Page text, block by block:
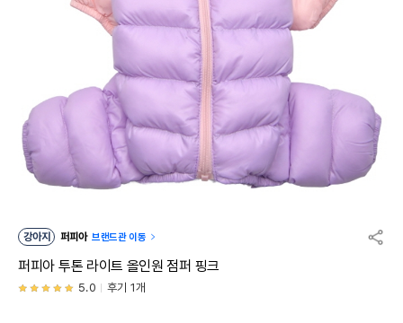
강아지 퍼피아 브랜드관 이동
퍼피아 투톤 라이트 올인원 점퍼 핑크
5.0 후기 1개